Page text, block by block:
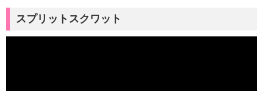
スプリットスクワット